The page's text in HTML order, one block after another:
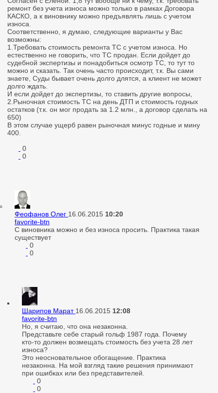
ремонт без учета износа можно только в рамках Договора
КАСКО, а к виновнику можно предъявлять лишь с учетом
износа.
Соответственно, я думаю, следующие варианты у Вас
возможны:
1.Требовать стоимость ремонта ТС с учетом износа. Но
естественно не говорить, что ТС продан. Если дойдет до
судебной экспертизы и понадобиться осмотр ТС, то тут то
можно и сказать. Так очень часто происходит, т.к. Вы сами
знаете, Суды бывает очень долго длятся, а клиент не может
долго ждать.
И если дойдет до экспертизы, то ставить другие вопросы,
2.Рыночная стоимость ТС на день ДТП и стоимость годных
остатков (т.к. он мог продать за 1.2 млн., а договор сделать на
650)
В этом случае ущерб равен рыночная минус годные и мину
400.
0
0
Феофанов Олег 16.06.2015 10:20
favorite-btn
С виновника можно и без износа просить. Практика такая
существует
0
0
Шарипов Марат 16.06.2015 12:08
favorite-btn
Но, я считаю, что она незаконна.
Представьте себе старый гольф 1987 года. Почему
кто-то должен возмещать стоимость без учета 28 лет
износа?
Это неосновательное обогащение. Практика
незаконна. На мой взгляд такие решения принимают
при ошибках или без представителей.
0
0